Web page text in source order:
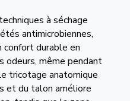
à séchage
antimicrobiennes,
durable en
odeurs, même pendant
tricotage anatomique
et du talon améliore